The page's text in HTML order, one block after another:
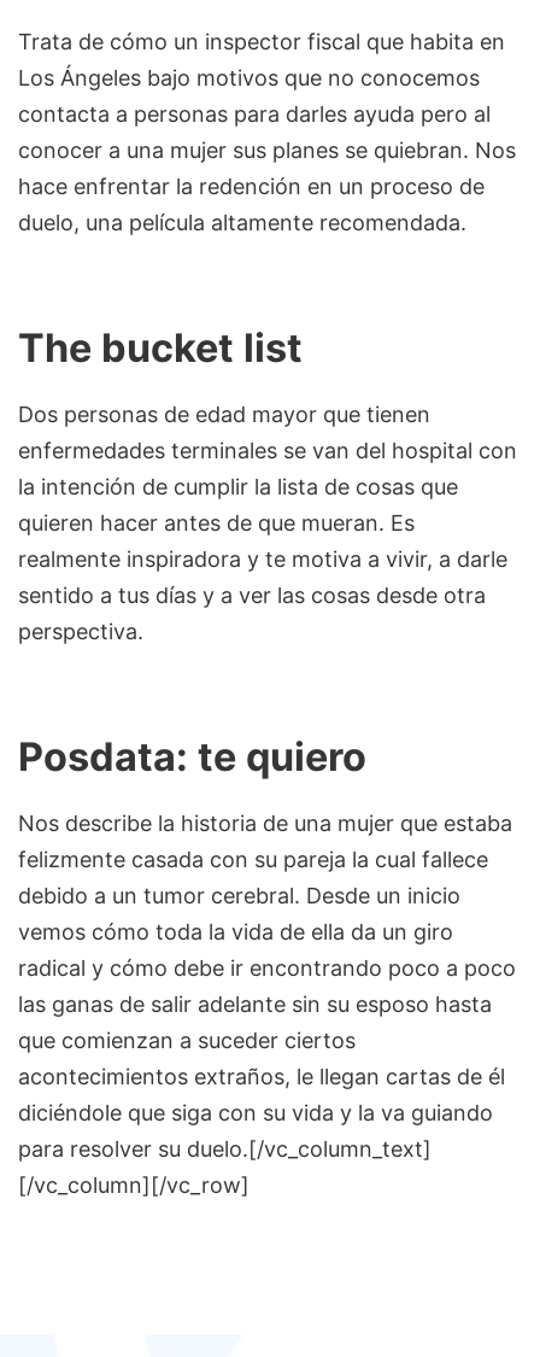
Trata de cómo un inspector fiscal que habita en
Los Ángeles bajo motivos que no conocemos
contacta a personas para darles ayuda pero al
conocer a una mujer sus planes se quiebran. Nos
hace enfrentar la redención en un proceso de
duelo, una película altamente recomendada.
The bucket list
Dos personas de edad mayor que tienen
enfermedades terminales se van del hospital con
la intención de cumplir la lista de cosas que
quieren hacer antes de que mueran. Es
realmente inspiradora y te motiva a vivir, a darle
sentido a tus días y a ver las cosas desde otra
perspectiva.
Posdata: te quiero
Nos describe la historia de una mujer que estaba
felizmente casada con su pareja la cual fallece
debido a un tumor cerebral. Desde un inicio
vemos cómo toda la vida de ella da un giro
radical y cómo debe ir encontrando poco a poco
las ganas de salir adelante sin su esposo hasta
que comienzan a suceder ciertos
acontecimientos extraños, le llegan cartas de él
diciéndole que siga con su vida y la va guiando
para resolver su duelo.[/vc_column_text]
[/vc_column][/vc_row]